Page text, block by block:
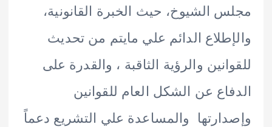
الشيوخ، حيث الخبرة القانونية،
الدائم علي مايتم من تحديث
والرؤية الثاقبة ، والقدرة على
عن الشكل العام للقوانين
والمساعدة علي التشريع دعماً